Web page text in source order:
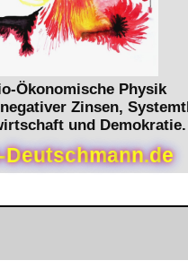
Ökonomische Physik
Zinsen,
und Demokratie.
-Deutschmann.de